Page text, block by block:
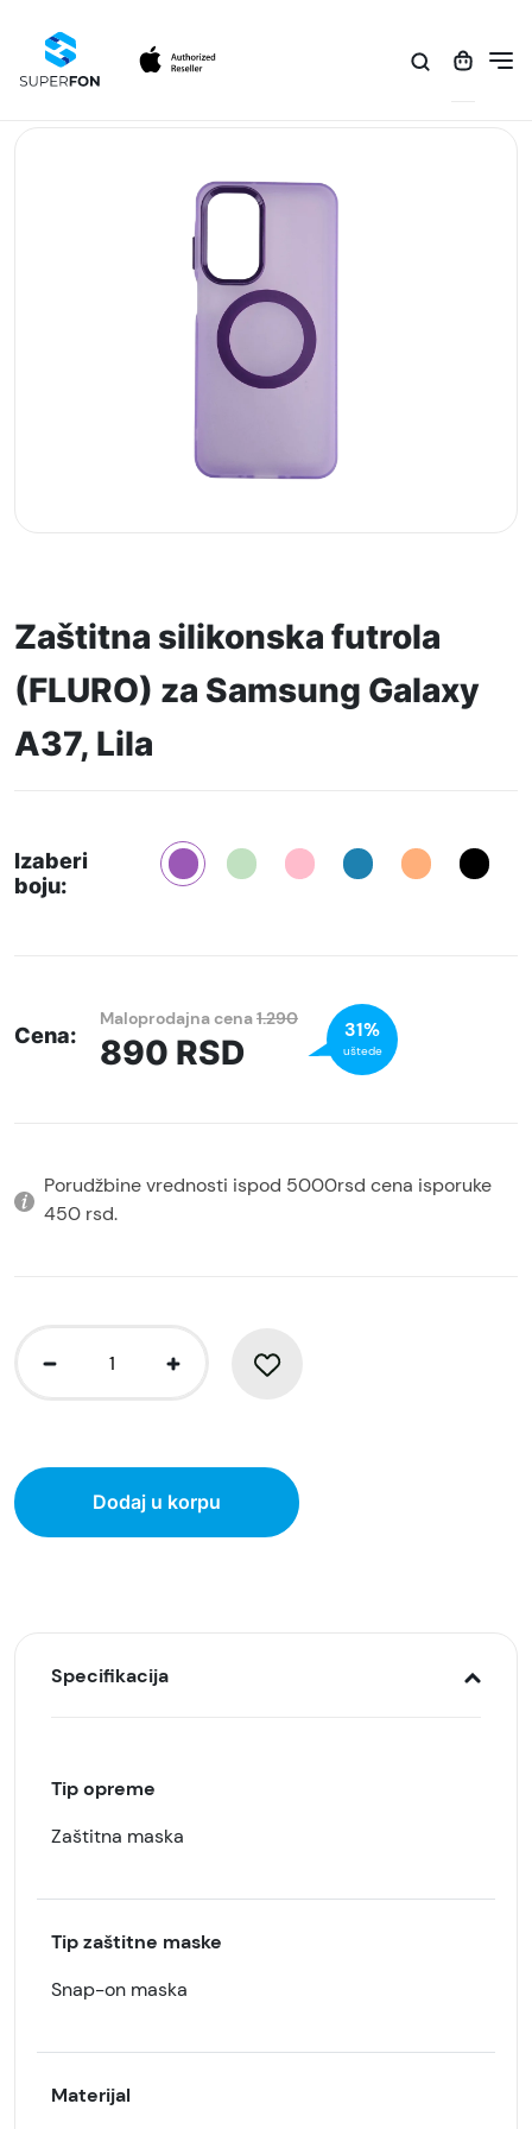
Zaštitna silikonska futrola
(FLURO) za Samsung Galaxy
A37, Lila
Izaberi
boju:
Cena:
Maloprodajna cena1.290
890 RSD
31%
uštede
Porudžbine vrednosti ispod 5000rsd cena isporuke
450 rsd.
Dodaj u korpu
Specifikacija
Tip opreme
Zaštitna maska
Tip zaštitne maske
Snap-on maska
Materijal